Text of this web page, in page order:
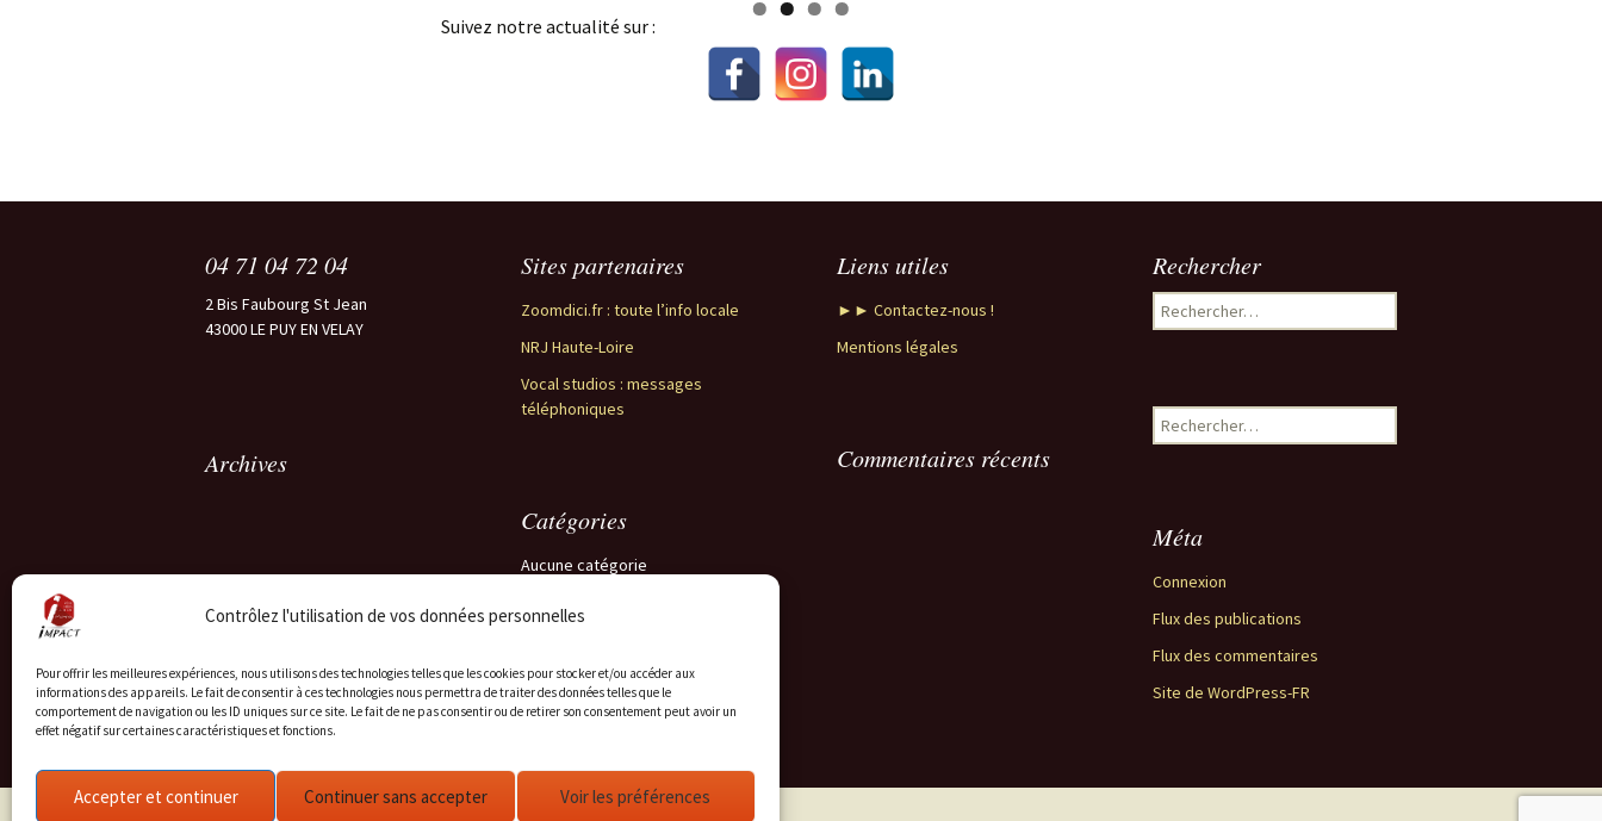
Contrôlez l'utilisation de vos données personnelles
Pour offrir les meilleures expériences, nous utilisons des technologies telles que les cookies pour stocker et/ou accéder aux
informations des appareils. Le fait de consentir à ces technologies nous permettra de traiter des données telles que le
comportement de navigation ou les ID uniques sur ce site. Le fait de ne pas consentir ou de retirer son consentement peut avoir un
effet négatif sur certaines caractéristiques et fonctions.
Accepter et continuer Continuer sans accepter Voir les préférences
Suivez notre actualité sur :
04 71 04 72 04
2 Bis Faubourg St Jean
43000 LE PUY EN VELAY
Sites partenaires
Zoomdici.fr : toute l’info locale
NRJ Haute-Loire
Vocal studios : messages
téléphoniques
Liens utiles
►► Contactez-nous !
Mentions légales
Rechercher
Rechercher :
Rechercher :
Commentaires récents
Archives
Catégories
Aucune catégorie
Méta
Connexion
Flux des publications
Flux des commentaires
Site de WordPress-FR